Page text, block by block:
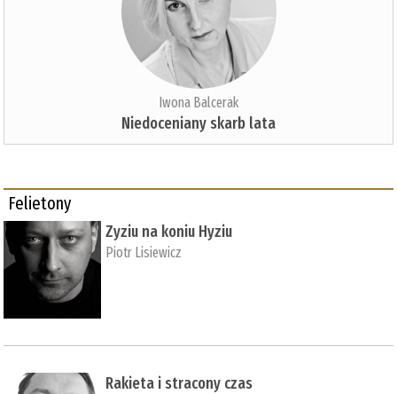
Iwona Balcerak
Niedoceniany skarb lata
Felietony
Zyziu na koniu Hyziu
Piotr Lisiewicz
Rakieta i stracony czas